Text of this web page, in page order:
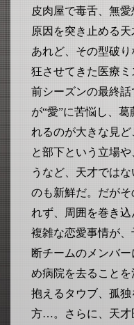
皮肉屋で毒舌、無
原因を突き止める
あれど、その型破
狂させてきた医療
前シーズンの最終
が“愛”に苦悩し、
れるのが大きな見
と部下という立場
うなど、天才では
のも新鮮だ。だが
れず、周囲を巻き
複雑な恋愛事情が
断チームのメンバ
め病院を去ること
抱えるタウブ、孤
方…。さらに、天才